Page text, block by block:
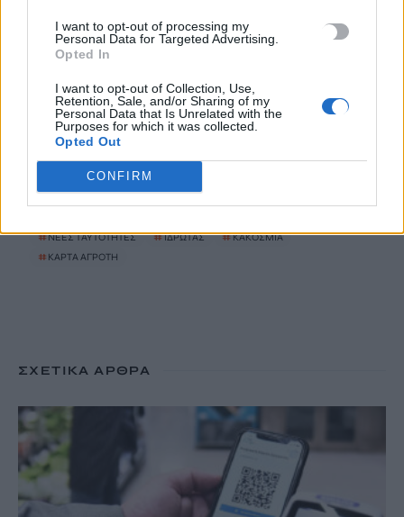
I want to opt-out of processing my
Personal Data for Targeted Advertising.
Opted In
I want to opt-out of Collection, Use,
Retention, Sale, and/or Sharing of my
Personal Data that Is Unrelated with the
Purposes for which it was collected.
Opted Out
CONFIRM
Έκτακτο επίδομα παιδιού: Ποιοι πάνε ταμείο
6 Αυγούστου, 2026
ΟΠΕΚΑ: Νέα πληρωμή στις 7 Αυγούστου για τρίτεκνες και
πολύτεκνες οικογένειες
6 Αυγούστου, 2026
TRENDING
#ΝΕΕΣ ΤΑΥΤΟΤΗΤΕΣ #ΙΔΡΩΤΑΣ #ΚΑΚΟΣΜΙΑ
# ΚΑΡΤΑ ΑΓΡΟΤΗ
ΣΧΕΤΙΚΆ ΆΡΘΡΑ